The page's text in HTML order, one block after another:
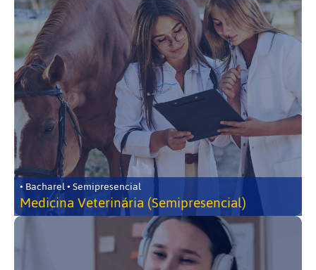
• Bacharel • Semipresencial
Medicina Veterinária (Semipresencial)